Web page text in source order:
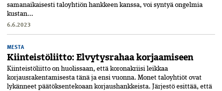
saman­aikaisesti taloyhtiön hankkeen kanssa, voi syntyä ongelmia
kustan...
6.6.2023
MESTA
Kiinteistöliitto: Elvytysrahaa korjaamiseen
Kiinteistöliitto on huolissaan, että koronakriisi leikkaa
korjausrakentamisesta tänä ja ensi vuonna. Monet taloyhtiöt ovat
lykänneet päätöksentekoaan korjaushankkeista. Järjestö esittää, että